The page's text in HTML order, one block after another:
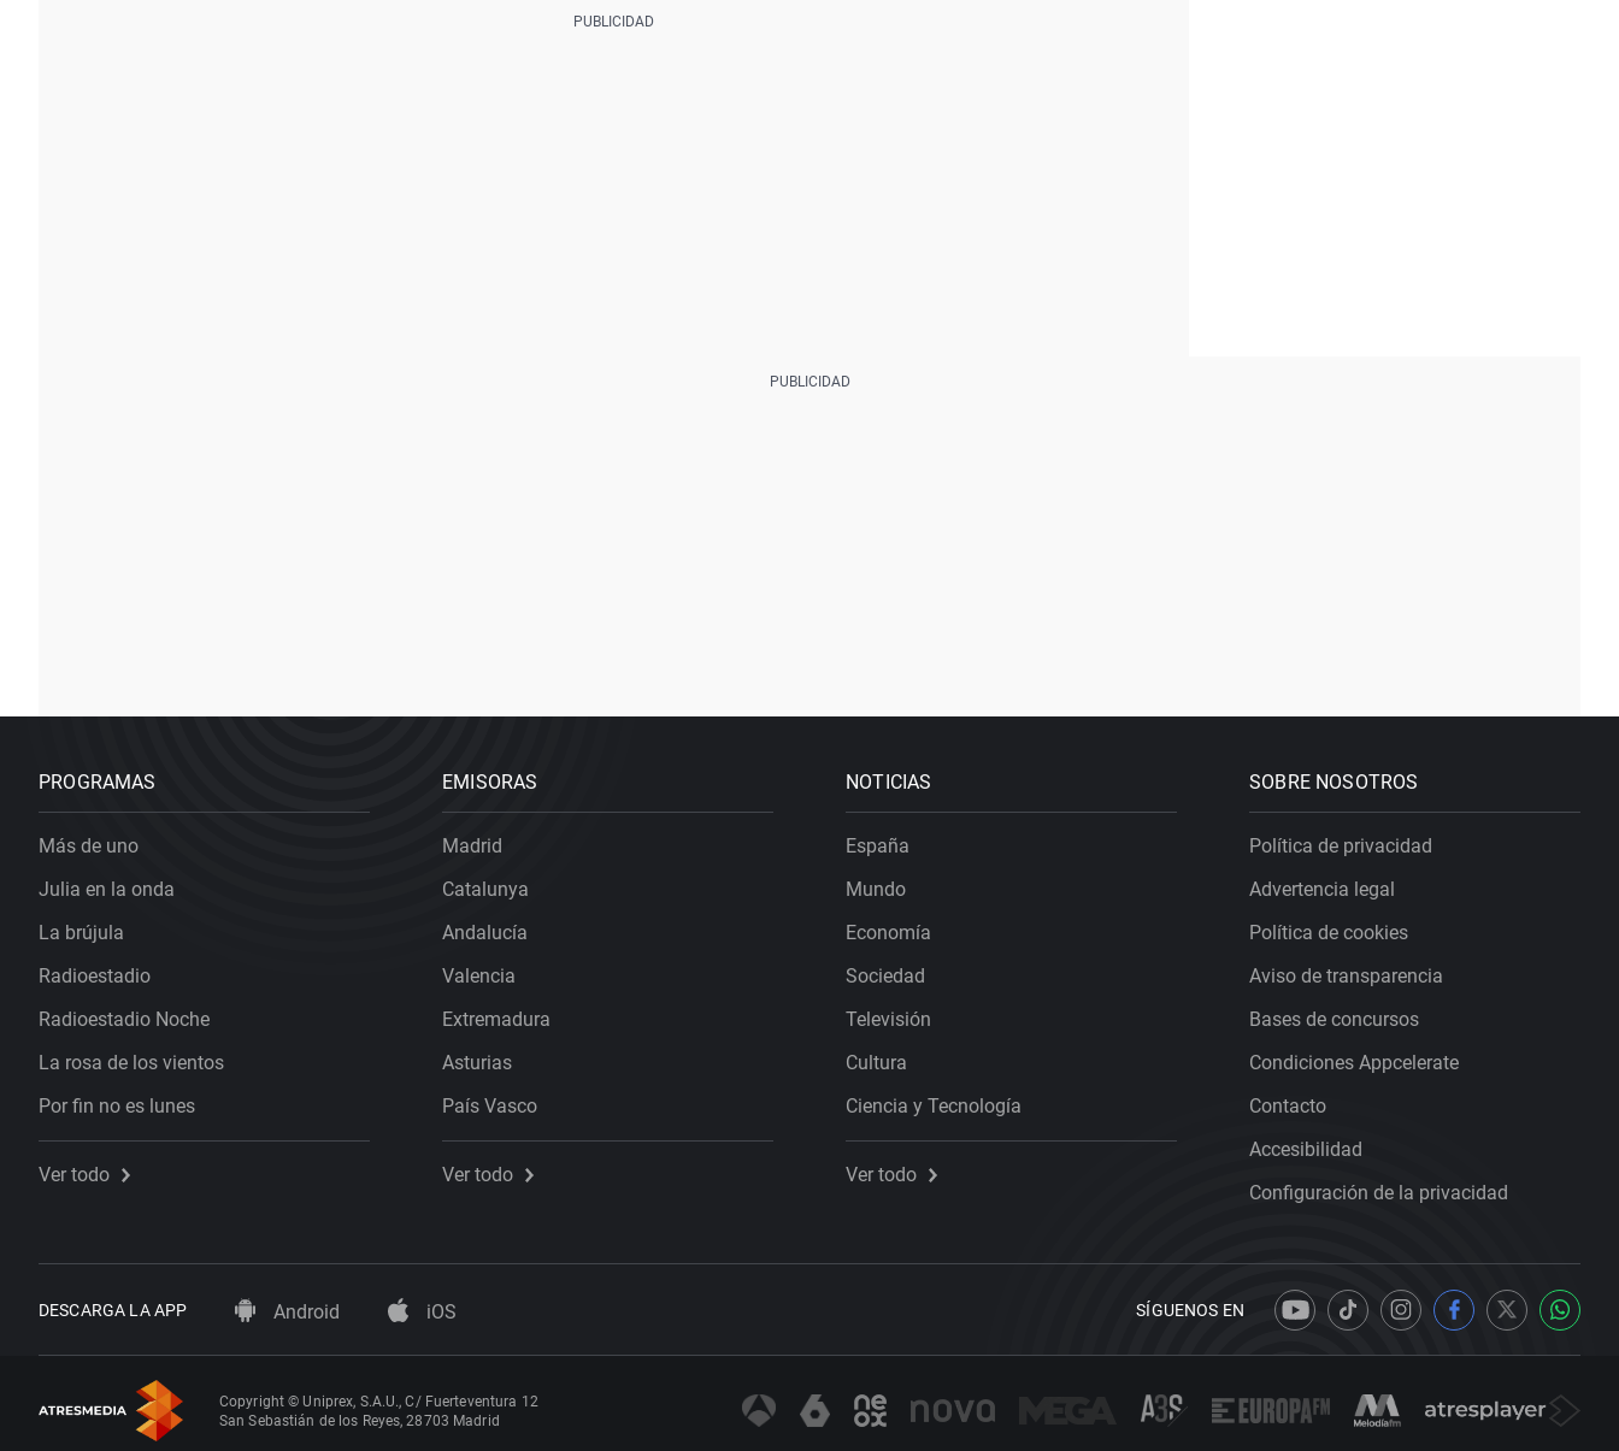
PROGRAMAS
Más de uno
Julia en la onda
La brújula
Radioestadio
Radioestadio Noche
La rosa de los vientos
Por fin no es lunes
Ver todo
EMISORAS
Madrid
Catalunya
Andalucía
Valencia
Extremadura
Asturias
País Vasco
Ver todo
NOTICIAS
España
Mundo
Economía
Sociedad
Televisión
Cultura
Ciencia y Tecnología
Ver todo
SOBRE NOSOTROS
Política de privacidad
Advertencia legal
Política de cookies
Aviso de transparencia
Bases de concursos
Condiciones Appcelerate
Contacto
Accesibilidad
Configuración de la privacidad
DESCARGA LA APP Android iOS SÍGUENOS EN
Copyright © Uniprex, S.A.U., C/ Fuerteventura 12
San Sebastián de los Reyes, 28703 Madrid